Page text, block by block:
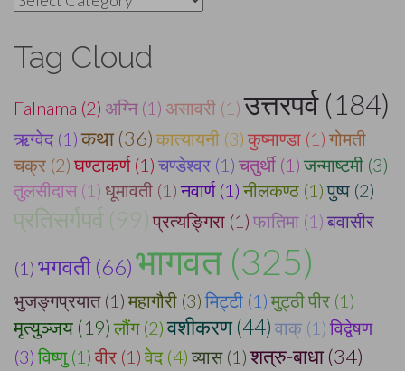
Tag Cloud
Falnama (2) अग्नि (1) असावरी (1) उत्तरपर्व (184)
ऋग्वेद (1) कथा (36) कात्यायनी (3) कुष्माण्डा (1) गोमती
चक्र (2) घण्टाकर्ण (1) चण्डेश्वर (1) चतुर्थी (1) जन्माष्टमी (3)
तुलसीदास (1) धूमावती (1) नवार्ण (1) नीलकण्ठ (1) पुष्प (2)
प्रतिसर्गपर्व (99) प्रत्यङ्गिरा (1) फातिमा (1) बवासीर
(1) भगवती (66)भागवत (325)
भुजङ्गप्रयात (1) महागौरी (3) मिट्टी (1) मुट्ठी पीर (1)
मृत्युञ्जय (19) लौंग (2) वशीकरण (44) वाक् (1) विद्वेषण
(3) विष्णु (1) वीर (1) वेद (4) व्यास (1) शत्रु-बाधा (34)